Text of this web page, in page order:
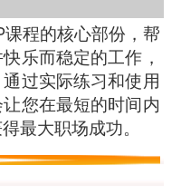
程的核心部份，帮
乐而稳定的工作，
过实际练习和使用
您在最短的时间内
最大职场成功。